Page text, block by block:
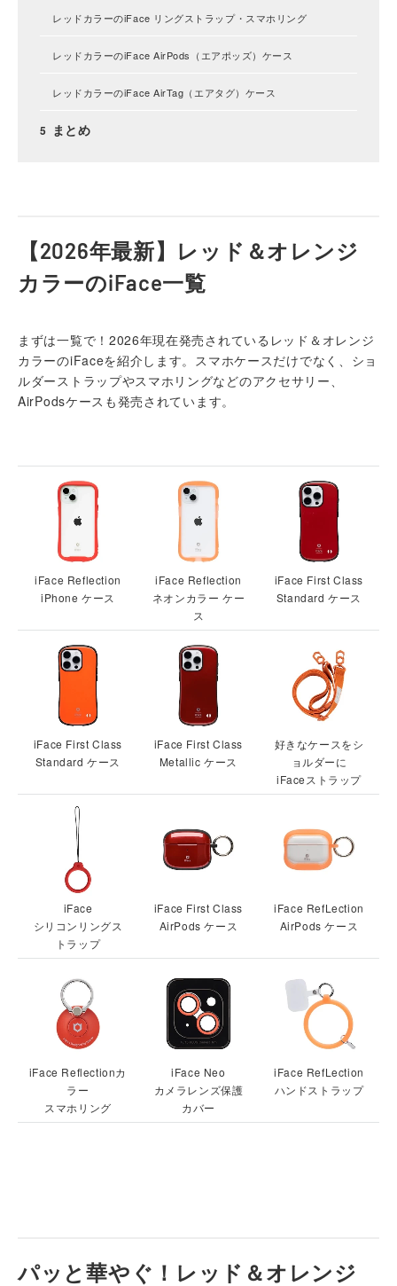
レッドカラーのiFace リングストラップ・スマホリング
レッドカラーのiFace AirPods（エアポッズ）ケース
レッドカラーのiFace AirTag（エアタグ）ケース
まとめ
【2026年最新】レッド＆オレンジ
カラーのiFace一覧
まずは一覧で！2026年現在発売されているレッド＆オレンジ
カラーのiFaceを紹介します。スマホケースだけでなく、ショ
ルダーストラップやスマホリングなどのアクセサリー、
AirPodsケースも発売されています。
iFace Reflection
iPhone ケース
iFace Reflection
ネオンカラー ケー
ス
iFace First Class
Standard ケース
iFace First Class
Standard ケース
iFace First Class
Metallic ケース
好きなケースをシ
ョルダーに
iFaceストラップ
iFace
シリコンリングス
トラップ
iFace First Class
AirPods ケース
iFace RefLection
AirPods ケース
iFace Reflectionカ
ラー
スマホリング
iFace Neo
カメラレンズ保護
カバー
iFace RefLection
ハンドストラップ
パッと華やぐ！レッド＆オレンジ